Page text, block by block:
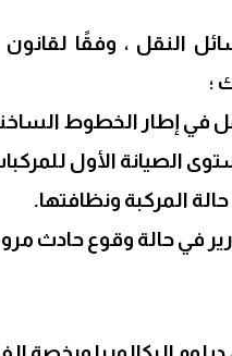
النقل ، وفقًا
؛
في إطار الخطوط
الصيانة الأول
المركبة ونظافتها.
في حالة وقوع حادث